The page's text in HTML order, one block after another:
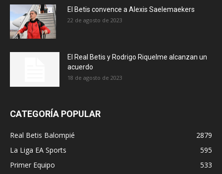
El Betis convence a Alexis Saelemaekers
22 de agosto de 2023
El Real Betis y Rodrigo Riquelme alcanzan un
acuerdo
18 de agosto de 2023
CATEGORÍA POPULAR
Real Betis Balompié
2879
La Liga EA Sports
595
Primer Equipo
533